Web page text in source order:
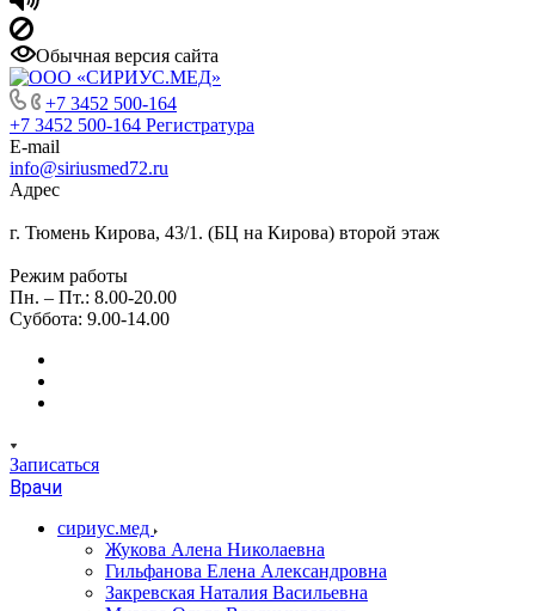
Обычная версия сайта
+7 3452 500-164
+7 3452 500-164 Регистратура
E-mail
info@siriusmed72.ru
Адрес
г. Тюмень Кирова, 43/1. (БЦ на Кирова) второй этаж
Режим работы
Пн. – Пт.: 8.00-20.00
Суббота: 9.00-14.00
Записаться
Врачи
сириус.мед
Жукова Алена Николаевна
Гильфанова Елена Александровна
Закревская Наталия Васильевна